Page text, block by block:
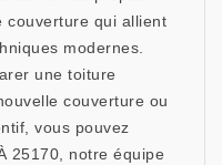
couverture qui allient
modernes.
une toiture
couverture ou
vous pouvez
25170, notre équipe